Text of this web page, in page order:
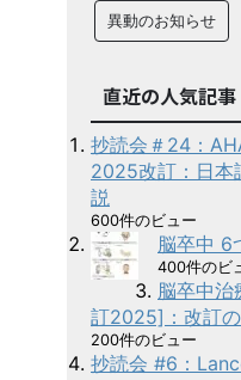
異動のお知らせ
直近の人気記
抄読会＃24：
2025改訂：日本
説
600件のビュー
脳卒中 6
400件のビ
脳卒中
訂2025]：改訂
200件のビュー
抄読会 #6：